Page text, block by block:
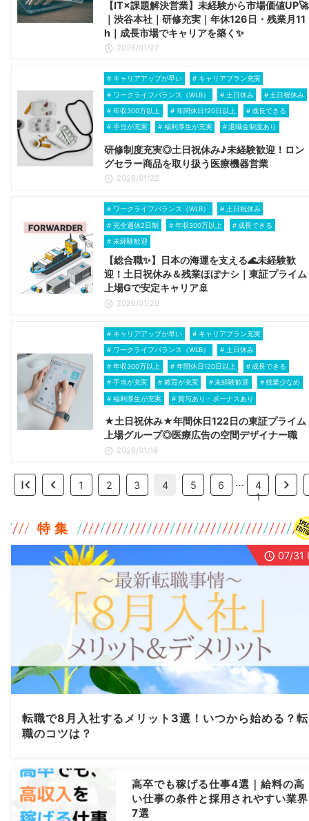
【IT×課題解決営業】未経験から市場価値UP🚀
｜渋谷本社｜研修充実｜年休126日・残業月11
h｜成長市場でキャリアを築く✨
2026/01/27
キャリアアップが早い キャリアプラン充実
ワークライフバランス（WLB） 土日休み 土日祝休み
年収300万以上 年間休日120日以上 成長できる
手当が充実 福利厚生が充実 退職金制度あり
研修制度充実◎土日祝休み♪未経験歓迎！ロン
グセラー商品を取り扱う医療機器営業
2026/01/22
ワークライフバランス（WLB） 土日祝休み
完全週休2日制 年収300万以上 成長できる
未経験歓迎
【総合職✨】日本の海運を支える🌊未経験歓
迎！土日祝休み＆残業ほぼナシ｜東証プライム
上場Gで安定キャリア🚢
2026/01/20
キャリアアップが早い キャリアプラン充実
ワークライフバランス（WLB） 土日休み
年収300万以上 年間休日120日以上 成長できる
手当が充実 教育が充実 未経験歓迎 残業少なめ
福利厚生が充実 賞与あり・ボーナスあり
★土日祝休み★年間休日122日の東証プライム
上場グループ◎医療広告の空間デザイナー職
2026/01/19
1 2 3 4 5 6 …
4
1
特 集
転職で8月入社するメリット3選！いつから始める？転
職のコツは？
07/31
高卒でも稼げる仕事4選｜給料の高
い仕事の条件と採用されやすい業界
7選